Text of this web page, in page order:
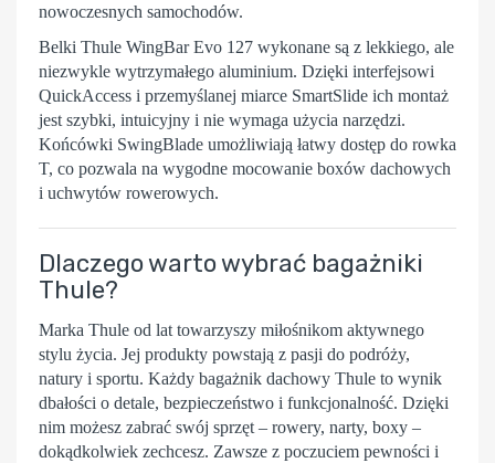
nowoczesnych samochodów.
Belki Thule WingBar Evo 127 wykonane są z lekkiego, ale
niezwykle wytrzymałego aluminium. Dzięki interfejsowi
QuickAccess i przemyślanej miarce SmartSlide ich montaż
jest szybki, intuicyjny i nie wymaga użycia narzędzi.
Końcówki SwingBlade umożliwiają łatwy dostęp do rowka
T, co pozwala na wygodne mocowanie boxów dachowych
i uchwytów rowerowych.
Dlaczego warto wybrać bagażniki
Thule?
Marka Thule od lat towarzyszy miłośnikom aktywnego
stylu życia. Jej produkty powstają z pasji do podróży,
natury i sportu. Każdy bagażnik dachowy Thule to wynik
dbałości o detale, bezpieczeństwo i funkcjonalność. Dzięki
nim możesz zabrać swój sprzęt – rowery, narty, boxy –
dokądkolwiek zechcesz. Zawsze z poczuciem pewności i